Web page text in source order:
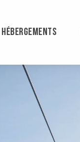
HÉBERGEMENTS